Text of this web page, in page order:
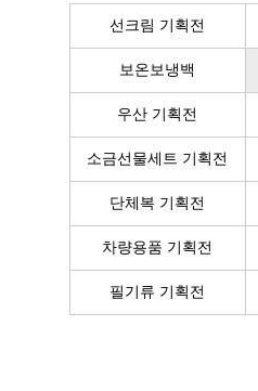
선크림 기획전
보온보냉백
우산 기획전
소금선물세트 기획전
단체복 기획전
차량용품 기획전
필기류 기획전